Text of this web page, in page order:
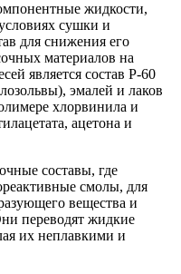
жидкости,
сушки и
для снижения его
материалов на
является состав Р-60
эмалей и лаков
хлорвинила и
ацетона и
составы, где
смолы, для
вещества и
переводят жидкие
их неплавкими и